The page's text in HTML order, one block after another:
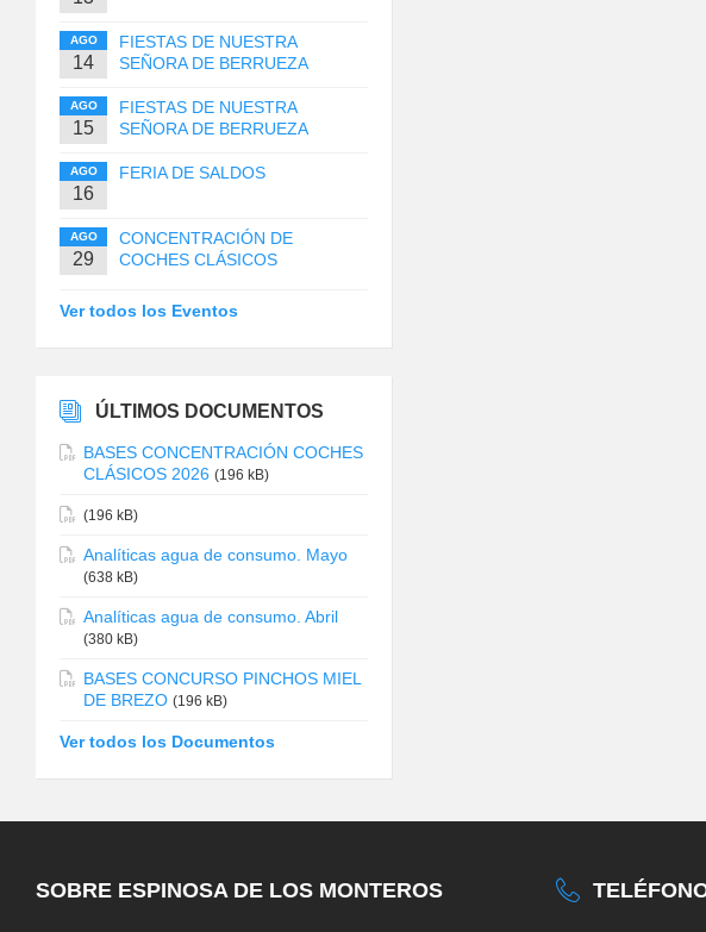
AGO
14
FIESTAS DE NUESTRA
SEÑORA DE BERRUEZA
AGO
15
FIESTAS DE NUESTRA
SEÑORA DE BERRUEZA
AGO
16
FERIA DE SALDOS
AGO
29
CONCENTRACIÓN DE
COCHES CLÁSICOS
Ver todos los Eventos
ÚLTIMOS DOCUMENTOS
BASES CONCENTRACIÓN COCHES
CLÁSICOS 2026 (196 kB)
(196 kB)
Analíticas agua de consumo. Mayo
(638 kB)
Analíticas agua de consumo. Abril
(380 kB)
BASES CONCURSO PINCHOS MIEL
DE BREZO (196 kB)
Ver todos los Documentos
SOBRE ESPINOSA DE LOS MONTEROS